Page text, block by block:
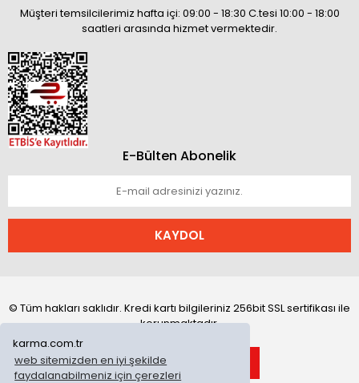
karma.com.tr
web sitemizden en iyi şekilde
faydalanabilmeniz için çerezleri
Müşteri temsilcilerimiz hafta içi: 09:00 - 18:30 C.tesi 10:00 - 18:00
saatleri arasında hizmet vermektedir.
E-Bülten Abonelik
KAYDOL
© Tüm hakları saklıdır. Kredi kartı bilgileriniz 256bit SSL sertifikası ile
korunmaktadır.